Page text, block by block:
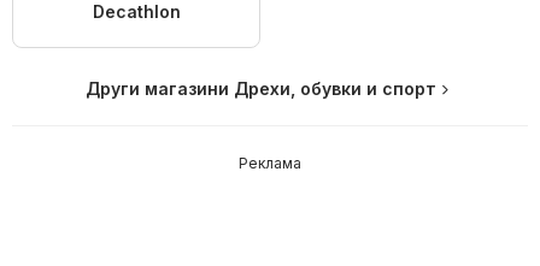
Decathlon
Други магазини Дрехи, обувки и спорт
Реклама